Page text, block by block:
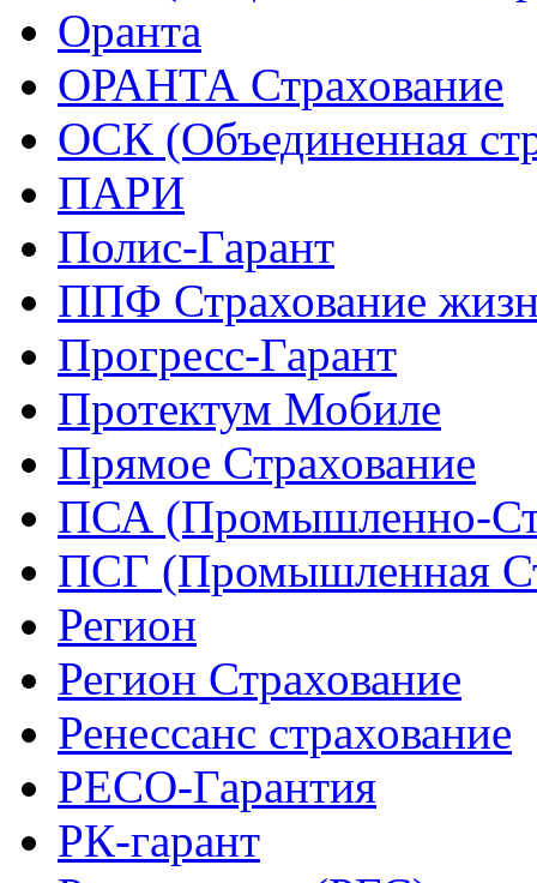
Оранта
ОРАНТА Страхование
ОСК (Объединенная
ПАРИ
Полис-Гарант
ППФ Страхование
Прогресс-Гарант
Протектум Мобиле
Прямое Страхование
ПСА (Промышленно-
ПСГ (Промышленная
Регион
Регион Страхование
Ренессанс страхование
РЕСО-Гарантия
РК-гарант